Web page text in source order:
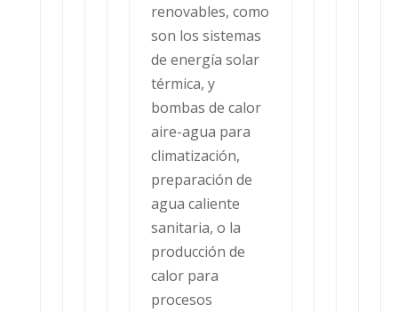
renovables, como
son los sistemas
de energía solar
térmica, y
bombas de calor
aire-agua para
climatización,
preparación de
agua caliente
sanitaria, o la
producción de
calor para
procesos